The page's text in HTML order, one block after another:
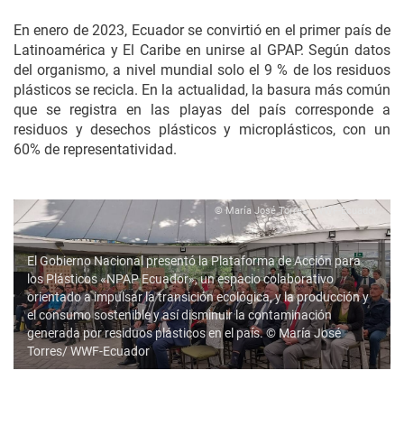
En enero de 2023, Ecuador se convirtió en el primer país de
Latinoamérica y El Caribe en unirse al GPAP. Según datos
del organismo, a nivel mundial solo el 9 % de los residuos
plásticos se recicla. En la actualidad, la basura más común
que se registra en las playas del país corresponde a
residuos y desechos plásticos y microplásticos, con un
60% de representatividad.
© María José Torres/ WWF-Ecuador
El Gobierno Nacional presentó la Plataforma de Acción para
los Plásticos «NPAP Ecuador», un espacio colaborativo
orientado a impulsar la transición ecológica, y la producción y
el consumo sostenible y así disminuir la contaminación
generada por residuos plásticos en el país. © María José
Torres/ WWF-Ecuador